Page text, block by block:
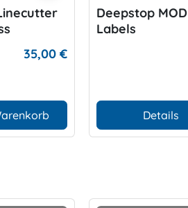
35,00 €
Deepstop MOD
Labels
Details